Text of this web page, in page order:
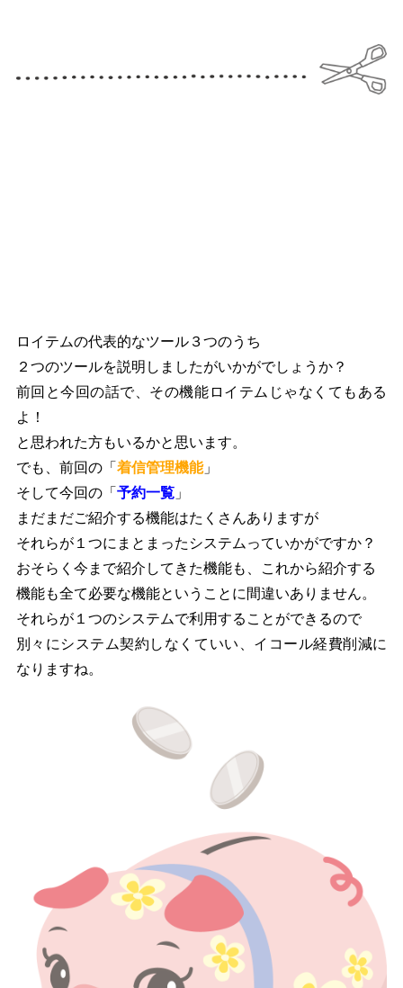
ロイテムの代表的なツール３つのうち
２つのツールを説明しましたがいかがでしょうか？
前回と今回の話で、その機能ロイテムじゃなくてもある
よ！
と思われた方もいるかと思います。
でも、前回の「着信管理機能」
そして今回の「予約一覧」
まだまだご紹介する機能はたくさんありますが
それらが１つにまとまったシステムっていかがですか？
おそらく今まで紹介してきた機能も、これから紹介する
機能も全て必要な機能ということに間違いありません。
それらが１つのシステムで利用することができるので
別々にシステム契約しなくていい、イコール経費削減に
なりますね。